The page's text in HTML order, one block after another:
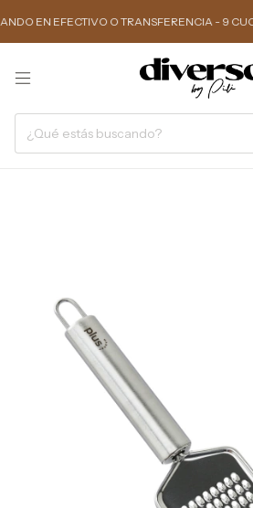
EFECTIVO O TRANSFERENCIA - 9 CUOTAS